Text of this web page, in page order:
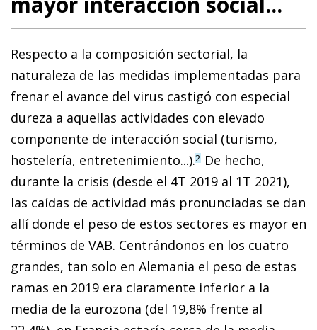
Respecto a la composición sectorial, la
naturaleza de las medidas implementadas para
frenar el avance del virus castigó con especial
dureza a aquellas actividades con elevado
componente de interacción social (turismo,
hostelería, entretenimiento...).2 De hecho,
durante la crisis (desde el 4T 2019 al 1T 2021),
las caídas de actividad más pronunciadas se dan
allí donde el peso de estos sectores es mayor en
términos de VAB. Centrándonos en los cuatro
grandes, tan solo en Alemania el peso de estas
ramas en 2019 era claramente inferior a la
media de la eurozona (del 19,8% frente al